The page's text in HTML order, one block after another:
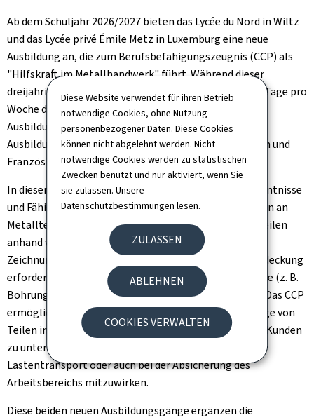
Diese Website verwendet für ihren Betrieb
notwendige Cookies, ohne Nutzung
personenbezogener Daten. Diese Cookies
können nicht abgelehnt werden. Nicht
notwendige Cookies werden zu statistischen
Zwecken benutzt und nur aktiviert, wenn Sie
sie zulassen. Unsere
Datenschutzbestimmungen lesen.
ZULASSEN
ABLEHNEN
COOKIES VERWALTEN
Ab dem Schuljahr 2026/2027 bieten das Lycée du Nord in Wiltz
und das Lycée privé Émile Metz in Luxemburg eine neue
Ausbildung an, die zum Berufsbefähigungszeugnis (CCP) als
"Hilfskraft im Metallhandwerk" führt. Während dieser
dreijährigen Ausbildung besuchen die Lernenden zwei Tage pro
Woche die Schule und drei Tage pro Woche ein
Ausbildungsunternehmen im Rahmen eines
Ausbildungsvertrags. Der Unterricht findet auf Deutsch und
Französisch statt.
In dieser Ausbildung erwerben die Auszubildenden Kenntnisse
und Fähigkeiten für die Durchführung gängiger Arbeiten an
Metallteilen: Zuschnitt nach Maß, Vorbereitung von Teilen
anhand von Skizzen, Entwürfen oder technischen
Zeichnungen, Entgratung, Entfettung, Schutz und Abdeckung
erforderliche Bereiche, einfache Bearbeitungsvorgänge (z. B.
Bohrungen), einfache Schweiß- und Lötarbeiten, usw. Das CCP
ermöglicht es außerdem Fachkräfte bei der Vormontage von
Teilen in der Werkstatt und bei der Endmontage beim Kunden
zu unterstützen sowie in den Bereichen Logistik,
Lastentransport oder auch bei der Absicherung des
Arbeitsbereichs mitzuwirken.
Diese beiden neuen Ausbildungsgänge ergänzen die